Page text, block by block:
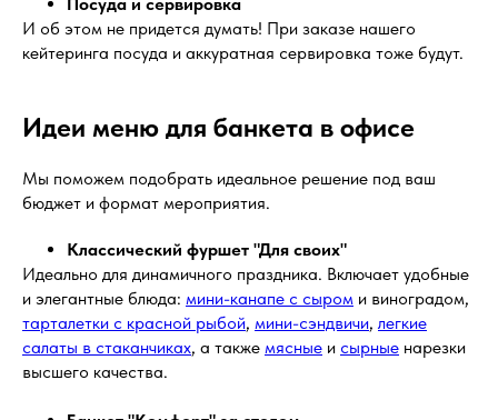
И об этом не придется думать! При заказе нашего
кейтеринга посуда и аккуратная сервировка тоже будут.
Идеи меню для банкета в офисе
Мы поможем подобрать идеальное решение под ваш
бюджет и формат мероприятия.
Классический фуршет "Для своих"
Идеально для динамичного праздника. Включает удобные
и элегантные блюда: мини-канапе с сыром и виноградом,
тарталетки с красной рыбой, мини-сэндвичи, легкие
салаты в стаканчиках, а также мясные и сырные нарезки
высшего качества.